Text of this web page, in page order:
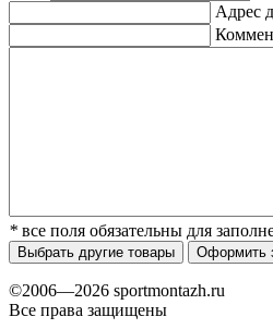
Адрес
* все поля обязательны для
Выбрать другие товары Оформить
©2006—2026 sportmontazh.ru
Все права защищены